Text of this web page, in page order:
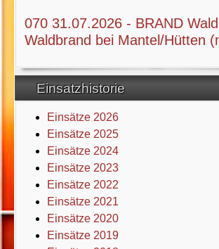
070 31.07.2026 - BRAND
Waldbrand bei Mantel/Hütten
Einsatzhistorie
Einsätze 2026
Einsätze 2025
Einsätze 2024
Einsätze 2023
Einsätze 2022
Einsätze 2021
Einsätze 2020
Einsätze 2019